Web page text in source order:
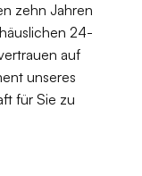
zehn Jahren
24-
auf
unseres
für Sie zu